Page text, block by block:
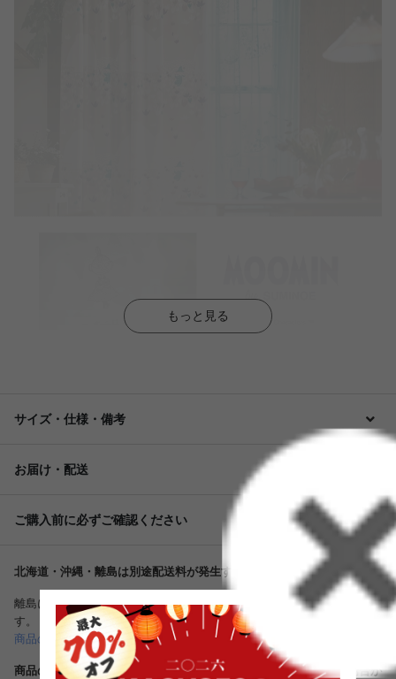
もっと見る
サイズ・仕様・備考
お届け・配送
ご購入前に必ずご確認ください
北海道・沖縄・離島は別途配送料が発生する場合がございます。
離島につきましては、さらに別途中継配送料がかかる場合がございま
す。
商品の送料、配送について詳しくはこちら
商品のデザインは、品質に差し支えない程度に予告なく変更する場合が